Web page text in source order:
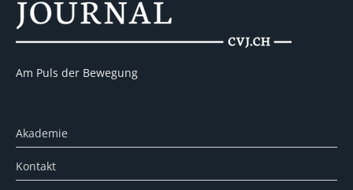
Am Puls der Bewegung
Akademie
Kontakt